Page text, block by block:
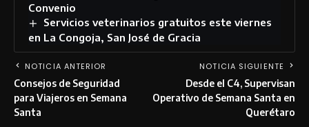
Convenio
Servicios veterinarios gratuitos este viernes
en La Congoja, San José de Gracia
NOTICIA ANTERIOR
Consejos de Seguridad
para Viajeros en Semana
Santa
NOTICIA SIGUIENTE
Desde el C4, Supervisan
Operativo de Semana Santa en
Querétaro